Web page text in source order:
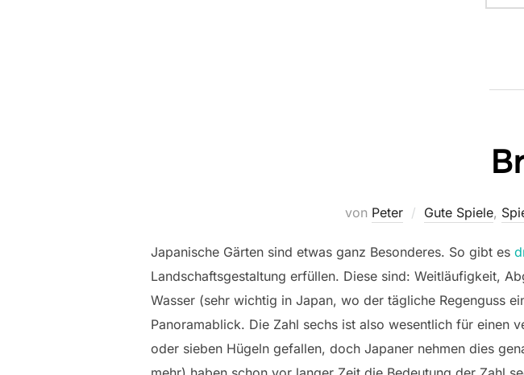
von Peter Gute Spiele,
Japanische Gärten sind etwas ganz Besonderes. So gibt es
Landschaftsgestaltung erfüllen. Diese sind: Weitläufigkeit,
Wasser (sehr wichtig in Japan, wo der tägliche Regenguss
Panoramablick. Die Zahl sechs ist also wesentlich für einen
oder sieben Hügeln gefallen, doch Japaner nehmen dies